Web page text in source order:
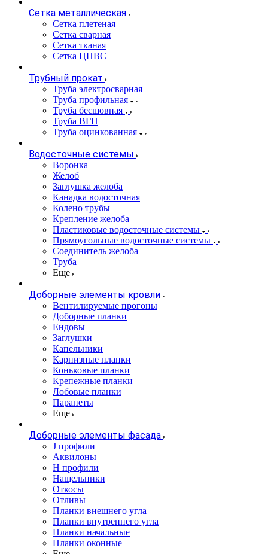
Сетка металлическая
Сетка плетеная
Сетка сварная
Сетка тканая
Сетка ЦПВС
Трубный прокат
Труба электросварная
Труба профильная
Труба бесшовная
Труба ВГП
Труба оцинкованная
Водосточные системы
Воронка
Желоб
Заглушка желоба
Канадка водосточная
Колено трубы
Крепление желоба
Пластиковые водосточные системы
Прямоугольные водосточные системы
Соединитель желоба
Труба
Еще
Доборные элементы кровли
Вентилируемые прогоны
Доборные планки
Ендовы
Заглушки
Капельники
Карнизные планки
Коньковые планки
Крепежные планки
Лобовые планки
Парапеты
Еще
Доборные элементы фасада
J профили
Аквилоны
Н профили
Нащельники
Откосы
Отливы
Планки внешнего угла
Планки внутреннего угла
Планки начальные
Планки оконные